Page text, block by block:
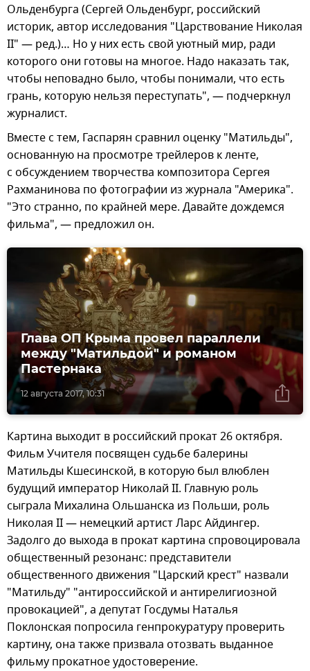
Ольденбурга (Сергей Ольденбург, российский
историк, автор исследования "Царствование Николая
II" — ред.)… Но у них есть свой уютный мир, ради
которого они готовы на многое. Надо наказать так,
чтобы неповадно было, чтобы понимали, что есть
грань, которую нельзя переступать", — подчеркнул
журналист.
Вместе с тем, Гаспарян сравнил оценку "Матильды",
основанную на просмотре трейлеров к ленте,
с обсуждением творчества композитора Сергея
Рахманинова по фотографии из журнала "Америка".
"Это странно, по крайней мере. Давайте дождемся
фильма", — предложил он.
12 августа 2017, 10:31
Глава ОП Крыма провел параллели
между "Матильдой" и романом
Пастернака
Картина выходит в российский прокат 26 октября.
Фильм Учителя посвящен судьбе балерины
Матильды Кшесинской, в которую был влюблен
будущий император Николай II. Главную роль
сыграла Михалина Ольшанска из Польши, роль
Николая II — немецкий артист Ларс Айдингер.
Задолго до выхода в прокат картина спровоцировала
общественный резонанс: представители
общественного движения "Царский крест" назвали
"Матильду" "антироссийской и антирелигиозной
провокацией", а депутат Госдумы Наталья
Поклонская попросила генпрокуратуру проверить
картину, она также призвала отозвать выданное
фильму прокатное удостоверение.